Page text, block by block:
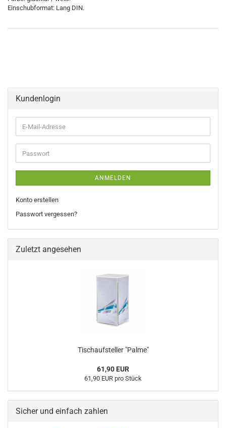
Einschubformat: Lang DIN.
Kundenlogin
E-
Mail-
Adresse
Passwort
ANMELDEN
Konto erstellen
Passwort vergessen?
Zuletzt angesehen
Tischaufsteller "Palme"
61,90 EUR
61,90 EUR pro Stück
Sicher und einfach zahlen